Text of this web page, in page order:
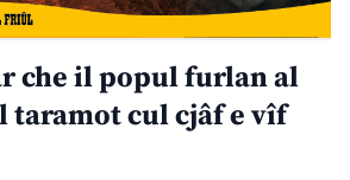
che il popul furlan al
taramot cul cjâf e vîf